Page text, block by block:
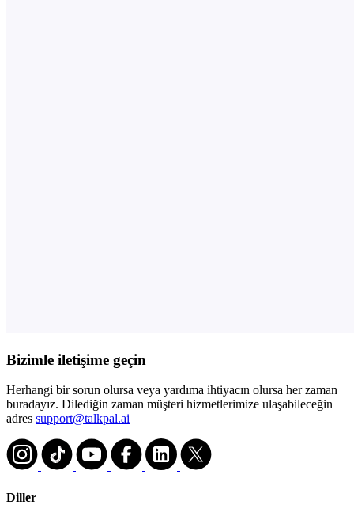
Bizimle iletişime geçin
Herhangi bir sorun olursa veya yardıma ihtiyacın olursa her zaman
buradayız. Dilediğin zaman müşteri hizmetlerimize ulaşabileceğin
adres support@talkpal.ai
Diller